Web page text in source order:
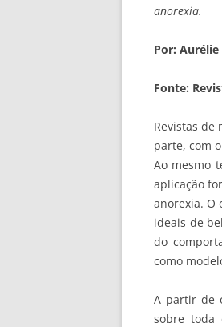
anorexia.
Por: Aurélie
Fonte:
Revistas de
parte, com
Ao mesmo
aplicação
anorexia. O
ideais de
do
como
A partir de
sobre toda